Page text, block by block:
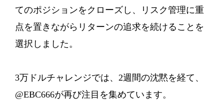
てのポジションをクローズし、リスク管理に重
点を置きながらリターンの追求を続けることを
選択しました。
3万ドルチャレンジでは、2週間の沈黙を経て、
@EBC666が再び注目を集めています。